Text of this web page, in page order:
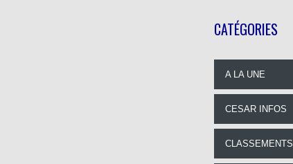
CATÉGORIES
A LA UNE
CESAR INFOS
CLASSEMENTS